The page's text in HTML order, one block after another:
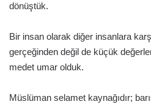
dönüştük.
Bir insan olarak diğer insanlara
gerçeğinden değil de küçük
medet umar olduk.
Müslüman selamet kaynağıdır;